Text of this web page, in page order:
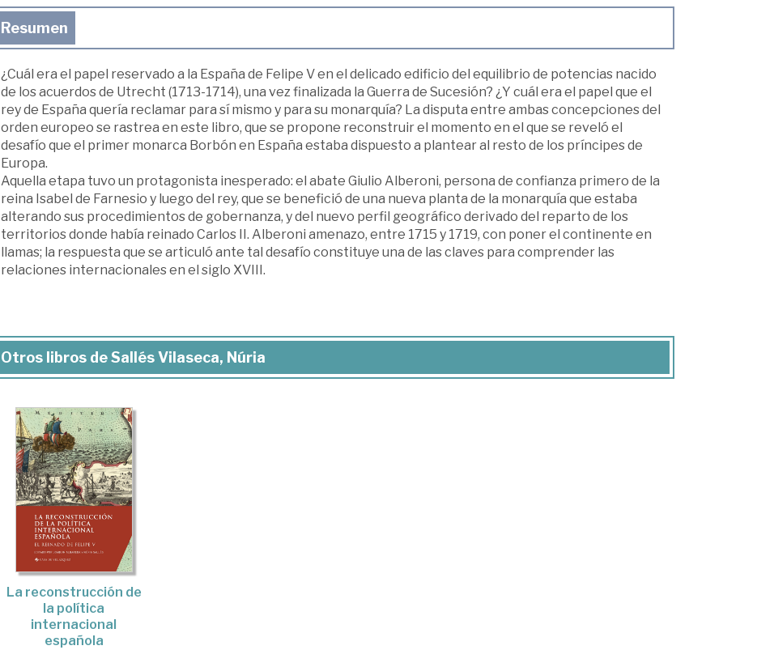
Resumen
¿Cuál era el papel reservado a la España de Felipe V en el delicado edificio del equilibrio de potencias nacido
de los acuerdos de Utrecht (1713-1714), una vez finalizada la Guerra de Sucesión? ¿Y cuál era el papel que el
rey de España quería reclamar para sí mismo y para su monarquía? La disputa entre ambas concepciones del
orden europeo se rastrea en este libro, que se propone reconstruir el momento en el que se reveló el
desafío que el primer monarca Borbón en España estaba dispuesto a plantear al resto de los príncipes de
Europa.
Aquella etapa tuvo un protagonista inesperado: el abate Giulio Alberoni, persona de confianza primero de la
reina Isabel de Farnesio y luego del rey, que se benefició de una nueva planta de la monarquía que estaba
alterando sus procedimientos de gobernanza, y del nuevo perfil geográfico derivado del reparto de los
territorios donde había reinado Carlos II. Alberoni amenazo, entre 1715 y 1719, con poner el continente en
llamas; la respuesta que se articuló ante tal desafío constituye una de las claves para comprender las
relaciones internacionales en el siglo XVIII.
Otros libros de Sallés Vilaseca, Núria
La reconstrucción de
la política
internacional
española